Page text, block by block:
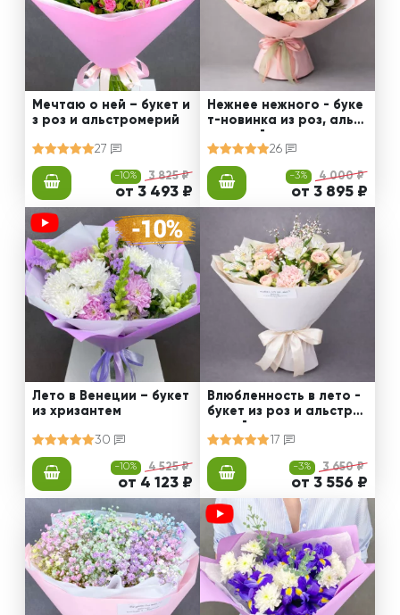
Мечтаю о ней – букет и
з роз и альстромерий
27
-10% 3 825 ₽
от 3 493 ₽
Нежнее нежного - буке
т-новинка из роз, альст
ромерий и калл
26
-3% 4 000 ₽
от 3 895 ₽
Лето в Венеции – букет
из хризантем
30
-10% 4 525 ₽
от 4 123 ₽
Влюбленность в лето -
букет из роз и альстро
мерий
17
-3% 3 650 ₽
от 3 556 ₽